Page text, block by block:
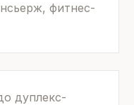
фитнес-
дуплекс-